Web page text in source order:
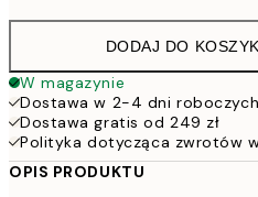
DODAJ DO
W magazynie
Dostawa w 2-4 dni roboczych
Dostawa gratis od 249 zł
Polityka dotycząca zwrotów
OPIS PRODUKTU